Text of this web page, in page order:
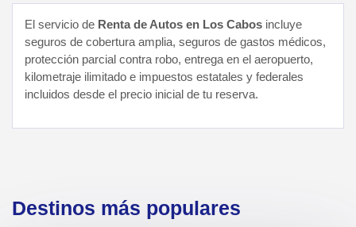
El servicio de Renta de Autos en Los Cabos incluye
seguros de cobertura amplia, seguros de gastos médicos,
protección parcial contra robo, entrega en el aeropuerto,
kilometraje ilimitado e impuestos estatales y federales
incluidos desde el precio inicial de tu reserva.
Destinos más populares